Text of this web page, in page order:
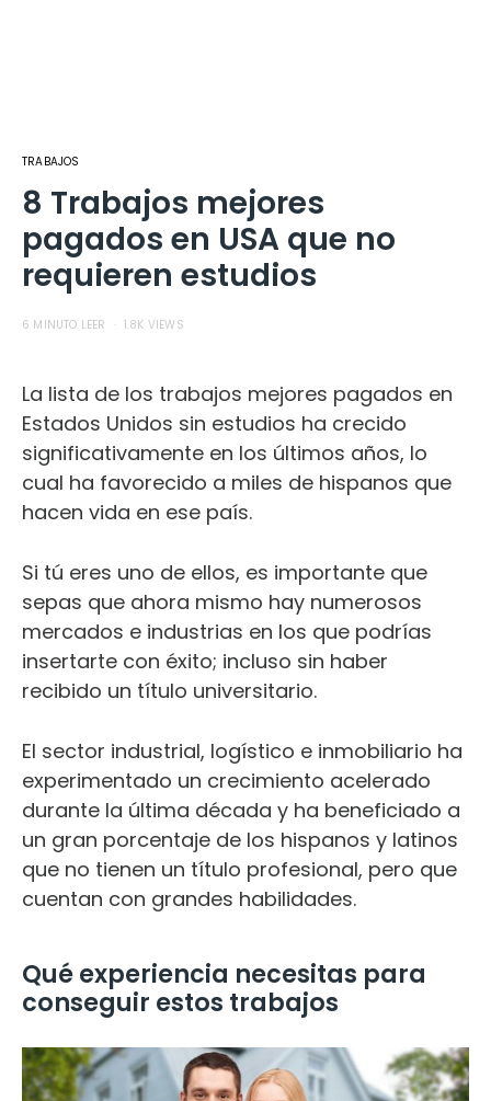
TRABAJOS
8 Trabajos mejores
pagados en USA que no
requieren estudios
6 MINUTO LEER 1.8K VIEWS
La lista de los trabajos mejores pagados en
Estados Unidos sin estudios ha crecido
significativamente en los últimos años, lo
cual ha favorecido a miles de hispanos que
hacen vida en ese país.
Si tú eres uno de ellos, es importante que
sepas que ahora mismo hay numerosos
mercados e industrias en los que podrías
insertarte con éxito; incluso sin haber
recibido un título universitario.
El sector industrial, logístico e inmobiliario ha
experimentado un crecimiento acelerado
durante la última década y ha beneficiado a
un gran porcentaje de los hispanos y latinos
que no tienen un título profesional, pero que
cuentan con grandes habilidades.
Qué experiencia necesitas para
conseguir estos trabajos